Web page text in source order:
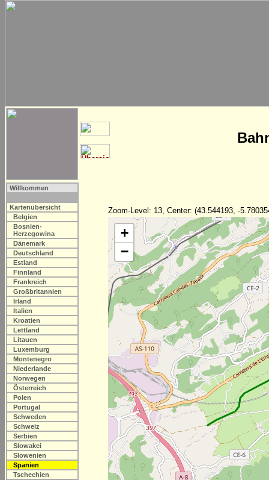
Willkommen
Kartenübersicht
Belgien
Bosnien-
Herzegowina
Dänemark
Deutschland
Estland
Finnland
Frankreich
Großbritannien
Irland
Italien
Kroatien
Lettland
Litauen
Luxemburg
Montenegro
Niederlande
Norwegen
Österreich
Polen
Portugal
Schweden
Schweiz
Serbien
Slowakei
Slowenien
Spanien
Tschechien
Zoom-Level: 13, Center: (43.544193, -
+
−